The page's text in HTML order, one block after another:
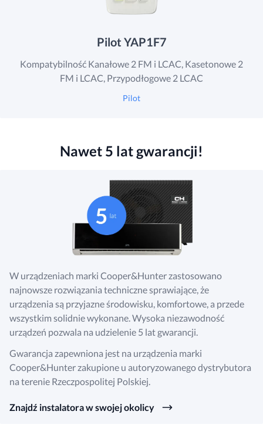
Pilot YAP1F7
Kompatybilność Kanałowe 2 FM i LCAC, Kasetonowe 2
FM i LCAC, Przypodłogowe 2 LCAC
Pilot
Nawet 5 lat gwarancji!
W urządzeniach marki Cooper&Hunter zastosowano
najnowsze rozwiązania techniczne sprawiające, że
urządzenia są przyjazne środowisku, komfortowe, a przede
wszystkim solidnie wykonane. Wysoka niezawodność
urządzeń pozwala na udzielenie 5 lat gwarancji.
Gwarancja zapewniona jest na urządzenia marki
Cooper&Hunter zakupione u autoryzowanego dystrybutora
na terenie Rzeczpospolitej Polskiej.
Znajdź instalatora w swojej okolicy